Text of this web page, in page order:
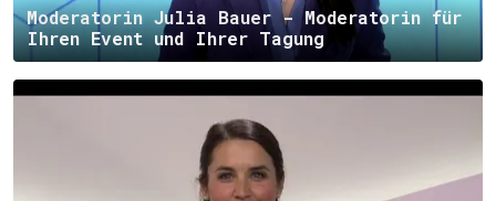
Moderatorin Julia Bauer - Moderatorin für
Ihren Event und Ihrer Tagung